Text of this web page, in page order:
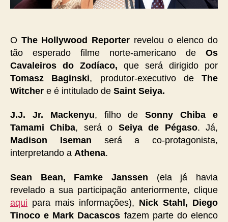
O The Hollywood Reporter revelou o elenco do
tão esperado filme norte-americano de Os
Cavaleiros do Zodíaco, que será dirigido por
Tomasz Baginski, produtor-executivo de The
Witcher e é intitulado de Saint Seiya.
J.J. Jr. Mackenyu, filho deSonny Chiba e
Tamami Chiba, será o Seiya de Pégaso. Já,
Madison Iseman será a co-protagonista,
interpretando a Athena.
Sean Bean, Famke Janssen (ela já havia
revelado a sua participação anteriormente, clique
aqui para mais informações), Nick Stahl, Diego
Tinoco e Mark Dacascos fazem parte do elenco